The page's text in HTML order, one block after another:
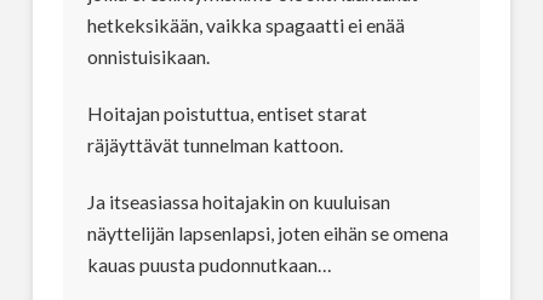
hetkeksikään, vaikka spagaatti ei enää
onnistuisikaan.
Hoitajan poistuttua, entiset starat
räjäyttävät tunnelman kattoon.
Ja itseasiassa hoitajakin on kuuluisan
näyttelijän lapsenlapsi, joten eihän se omena
kauas puusta pudonnutkaan…